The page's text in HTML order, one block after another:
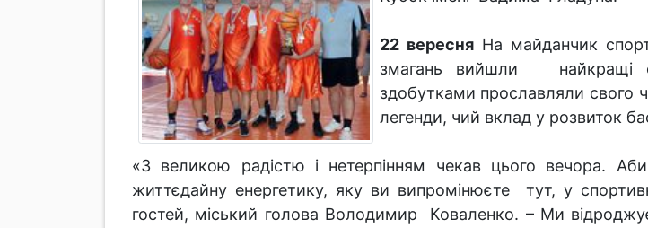
22 вересняНа майданчик
змагань вийшли найкращі
здобутками прославляли свого
легенди, чий вклад у розвиток
«З великою радістю і нетерпінням чекав цього вечора.
життєдайну енергетику, яку ви випромінюєте тут, у
гостей, міський голова Володимир Коваленко. – Ми